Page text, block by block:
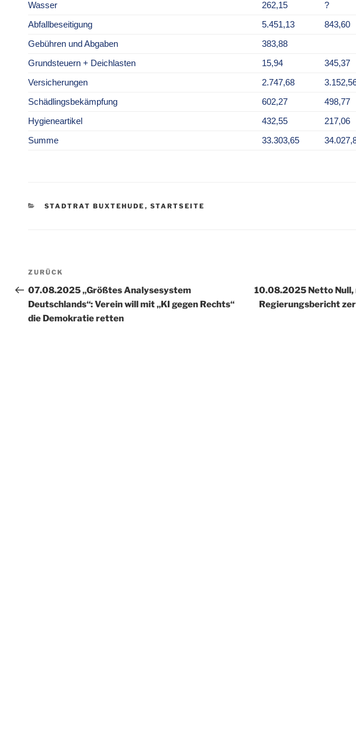
Wasser 262,15 ?
Abfallbeseitigung 5.451,13 843,60
Gebühren und Abgaben 383,88
Grundsteuern + Deichlasten 15,94 345,37
Versicherungen 2.747,68
Schädlingsbekämpfung 602,27 498,77
Hygieneartikel 432,55 217,06
Summe 33.303,65
KATEGORIEN
STADTRAT BUXTEHUDE , STARTSEITE
Beitragsnavigation
Vorheriger
Beitrag
ZURÜCK
07.08.2025 „Größtes Analysesystem
Deutschlands“: Verein will mit „KI gegen Rechts“
die Demokratie retten
10.08.2025 Netto Null,
Regierungsbericht